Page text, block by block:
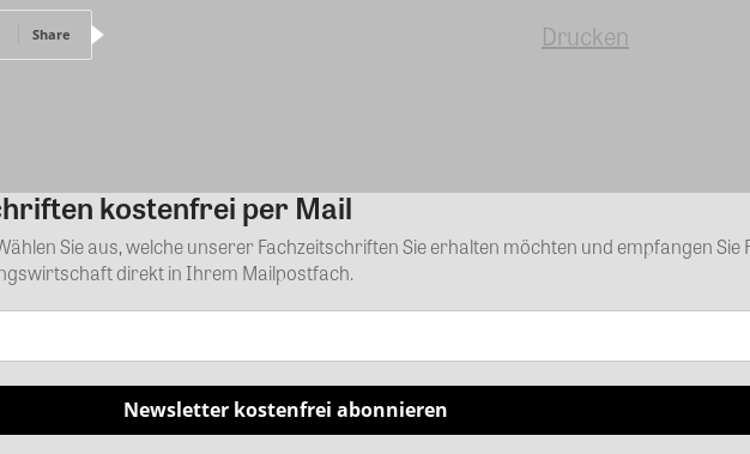
Share Drucken
Kommentar
kostenfrei per Mail
Sie aus, welche unserer Fachzeitschriften Sie erhalten möchten und empfangen Sie
direkt in Ihrem Mailpostfach.
Newsletter kostenfrei abonnieren